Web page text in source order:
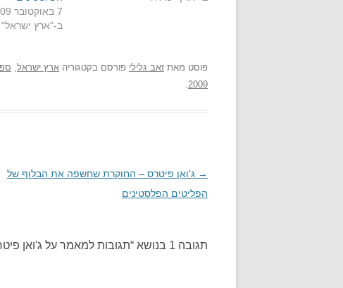
7 באוקטובר 2009
ב-"ארץ ישראל"
פוסט מאת זאב גלילי פורסם בקטגוריה ארץ ישראל,
2009
.
ניווט
בפוסטים
→ ג'ואן פיטרס – החוקרת שחשפה את הבלוף של
הפליטים הפלסטינים
תגובה 1 בנושא “ תגובות למאמר על ג'ואן